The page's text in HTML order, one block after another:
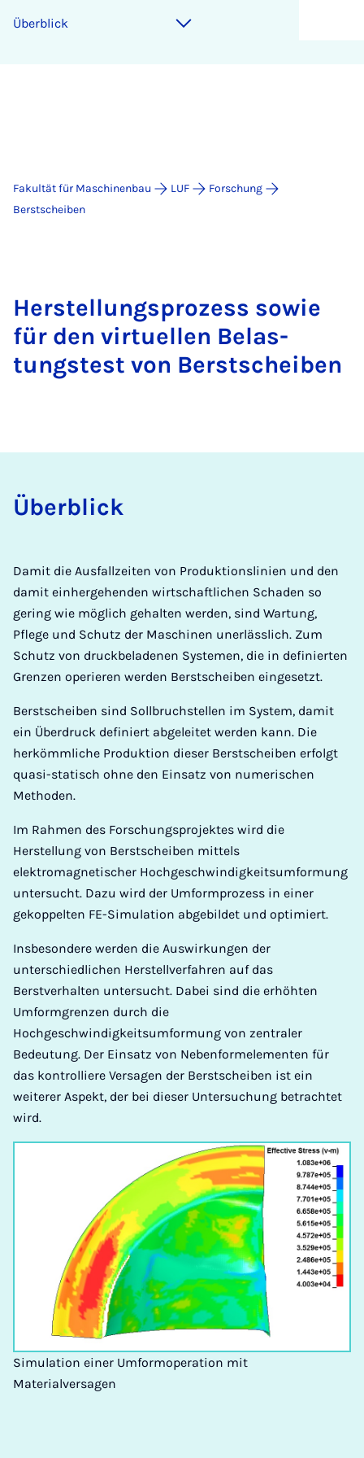
Über­blick
Fakultät für Maschinenbau LUF
Forschung
Berstscheiben
Her­stel­lungs­pro­zess so­wie
für den vir­tu­el­len Be­las­
tungs­test von Berst­schei­ben
Über­blick
Damit die Ausfallzeiten von Produktionslinien und den
damit einhergehenden wirtschaftlichen Schaden so
gering wie möglich gehalten werden, sind Wartung,
Pflege und Schutz der Maschinen unerlässlich. Zum
Schutz von druckbeladenen Systemen, die in definierten
Grenzen operieren werden Berstscheiben eingesetzt.
Berstscheiben sind Sollbruchstellen im System, damit
ein Überdruck definiert abgeleitet werden kann. Die
herkömmliche Produktion dieser Berstscheiben erfolgt
quasi-statisch ohne den Einsatz von numerischen
Methoden.
Im Rahmen des Forschungsprojektes wird die
Herstellung von Berstscheiben mittels
elektromagnetischer Hochgeschwindigkeitsumformung
untersucht. Dazu wird der Umformprozess in einer
gekoppelten FE-Simulation abgebildet und optimiert.
Insbesondere werden die Auswirkungen der
unterschiedlichen Herstellverfahren auf das
Berstverhalten untersucht. Dabei sind die erhöhten
Umformgrenzen durch die
Hochgeschwindigkeitsumformung von zentraler
Bedeutung. Der Einsatz von Nebenformelementen für
das kontrolliere Versagen der Berstscheiben ist ein
weiterer Aspekt, der bei dieser Untersuchung betrachtet
wird.
Simulation einer Umformoperation mit
Materialversagen